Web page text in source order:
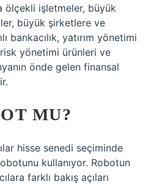
ölçekli işletmeler, büyük
büyük şirketlere ve
bankacılık, yatırım yönetimi
yönetimi ürünleri ve
önde gelen finansal
MU?
hisse senedi seçiminde
kullanıyor. Robotun
farklı bakış açıları